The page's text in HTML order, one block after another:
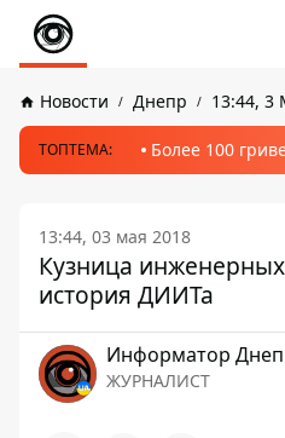
Новости Днепр 13:44, 3
ТОПТЕМА: Более 100
13:44, 03 мая 2018
Кузница
история ДИИТа
Информатор
ЖУРНАЛИСТ